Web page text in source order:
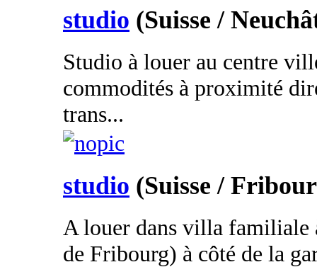
studio (Suisse /
Studio à louer au centre
commodités à proximité
trans...
studio (Suisse /
A louer dans villa familiale
de Fribourg) à côté de la